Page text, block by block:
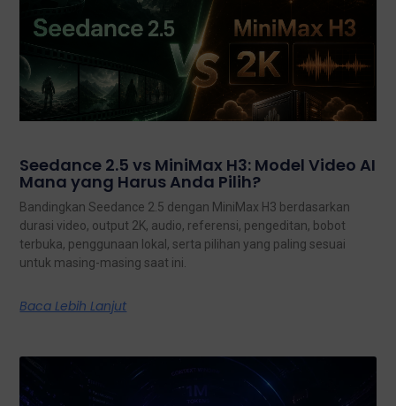
Seedance 2.5 vs MiniMax H3: Model Video AI
Mana yang Harus Anda Pilih?
Bandingkan Seedance 2.5 dengan MiniMax H3 berdasarkan
durasi video, output 2K, audio, referensi, pengeditan, bobot
terbuka, penggunaan lokal, serta pilihan yang paling sesuai
untuk masing-masing saat ini.
Baca Lebih Lanjut